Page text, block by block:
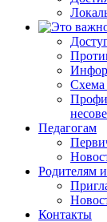
Схема
Педагогам
Родителям
Контакты